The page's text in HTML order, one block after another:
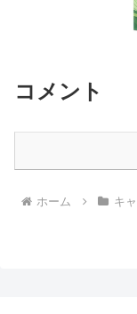
コメント
ホーム キ